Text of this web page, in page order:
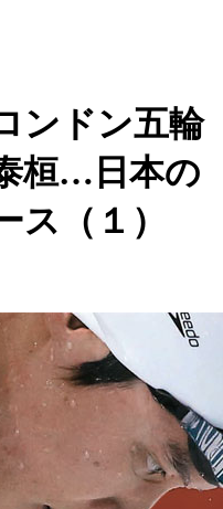
ンドン五輪
桓…日本の
ス（１）